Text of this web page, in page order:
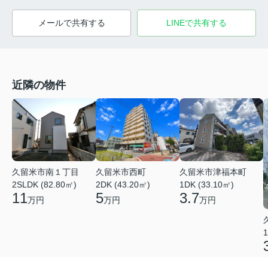
メールで共有する LINEで共有する
近隣の物件
久留米市南１丁目
2SLDK (82.80㎡)
11万円
久留米市西町
2DK (43.20㎡)
5万円
久留米市津福本町
1DK (33.10㎡)
3.7万円